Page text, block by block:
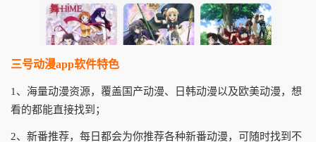
三号动漫app软件特色
1、海量动漫资源，覆盖国产动漫、日韩动漫以及欧美动漫，想
看的都能直接找到；
2、新番推荐，每日都会为你推荐各种新番动漫，可随时找到不